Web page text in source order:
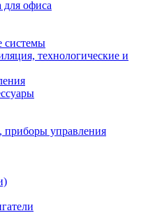
офиса
системы
технологические и
приборы управления